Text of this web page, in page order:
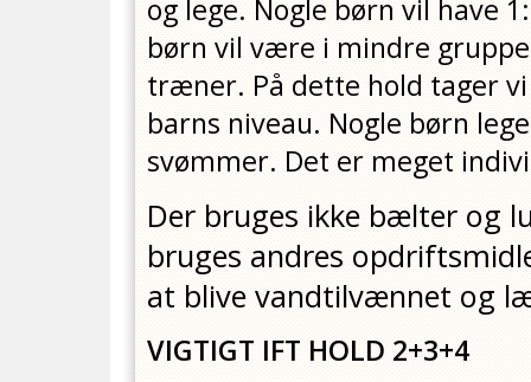
og lege. Nogle børn vil have
børn vil være i mindre
træner. På dette hold tager
barns niveau. Nogle børn
svømmer. Det er meget
Der bruges ikke bælter og
bruges andres
at blive vandtilvænnet og
VIGTIGT IFT HOLD 2+3+4